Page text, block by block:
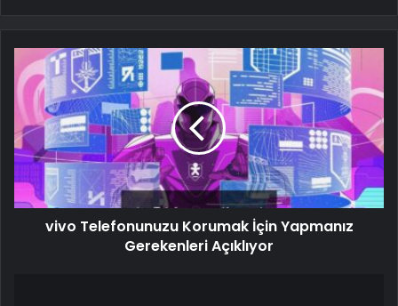
vivo Telefonunuzu Korumak İçin Yapmanız
Gerekenleri Açıklıyor